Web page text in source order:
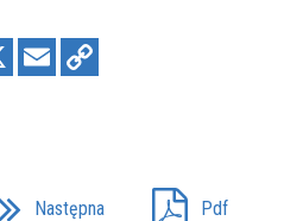
Następna Pdf